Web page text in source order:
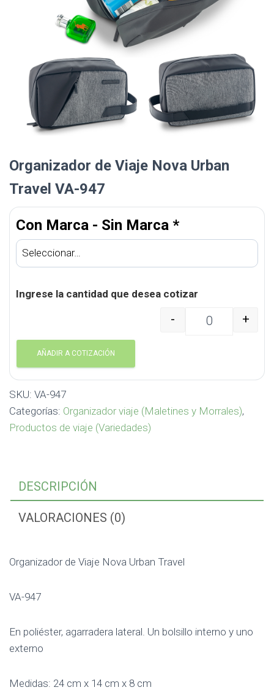
Organizador de Viaje Nova Urban
Travel VA-947
Con Marca - Sin Marca *
Ingrese la cantidad que desea cotizar
Organizador de Viaje
- +
AÑADIR A COTIZACIÓN
SKU: VA-947
Categorías: Organizador viaje (Maletines y Morrales),
Productos de viaje (Variedades)
DESCRIPCIÓN
VALORACIONES (0)
Organizador de Viaje Nova Urban Travel
VA-947
En poliéster, agarradera lateral. Un bolsillo interno y uno
externo
Medidas: 24 cm x 14 cm x 8 cm